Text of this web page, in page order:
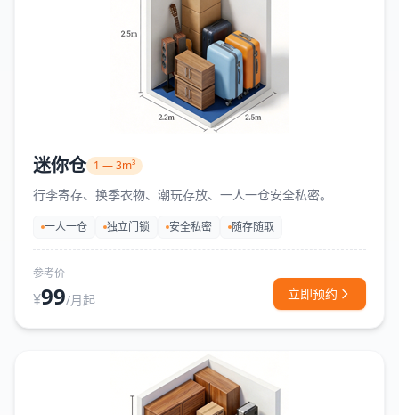
迷你仓 1 — 3m³
行李寄存、换季衣物、潮玩存放、一人一仓安全私密。
一人一仓 独立门锁 安全私密 随存随取
参考价
¥99/月起 立即预约